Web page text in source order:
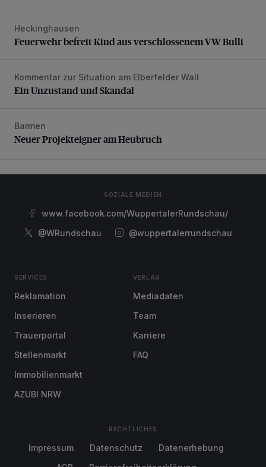
Feuerwehr befreit Kind aus verschlossenem VW Bulli
Heckinghausen
Feuerwehr befreit Kind aus verschlossenem VW Bulli
Ein Unzustand und Skandal
Kommentar zur Situation am Elberfelder Wall
Ein Unzustand und Skandal
Neuer Projekteigner am Heubruch
Barmen
Neuer Projekteigner am Heubruch
SOZIALE MEDIEN
www.facebook.com/WuppertalerRundschau/
@WRundschau
@wuppertalerrundschau
SERVICES
Reklamation
Inserieren
Trauerportal
Stellenmarkt
Immobilienmarkt
AZUBI NRW
VERLAG
Mediadaten
Team
Karriere
FAQ
RECHTLICHES
Impressum Datenschutz
Datenerhebung